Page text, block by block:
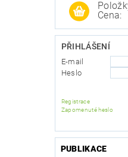
Cena:
PŘIHLÁŠENÍ
E-mail
Heslo
Registrace
Zapomenuté heslo
PUBLIKACE